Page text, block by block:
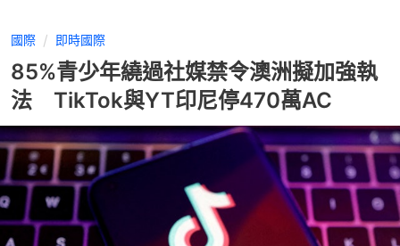
國際 即時國際
85%青少年繞過社媒禁令澳洲擬加強執
法 TikTok與YT印尼停470萬AC